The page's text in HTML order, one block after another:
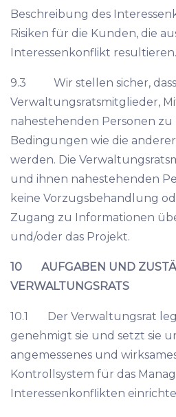
Beschreibung des
Risiken für die Kunden, die
Interessenkonflikt resultieren.
9.3 Wir stellen sicher, dass
Verwaltungsratsmitglieder,
nahestehenden Personen
Bedingungen wie die
werden. Die
und ihnen nahestehenden
keine Vorzugsbehandlung
Zugang zu Informationen
und/oder das Projekt.
10 AUFGABEN UND
VERWALTUNGSRATS
10.1 Der Verwaltungsrat
genehmigt sie und setzt sie
angemessenes und
Kontrollsystem für das
Interessenkonflikten